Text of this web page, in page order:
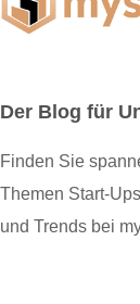
Der Blog für
Finden Sie
Themen Start-
und Trends bei